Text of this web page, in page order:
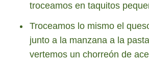
troceamos en taquitos
Troceamos lo mismo el
junto a la manzana a la
vertemos un chorreón de